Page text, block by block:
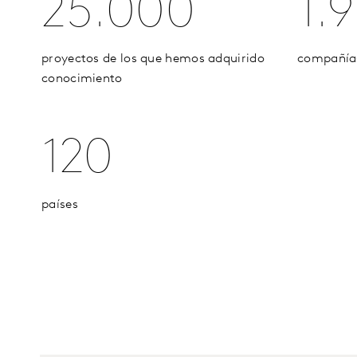
25.000
proyectos de los que hemos adquirido
conocimiento
120
países